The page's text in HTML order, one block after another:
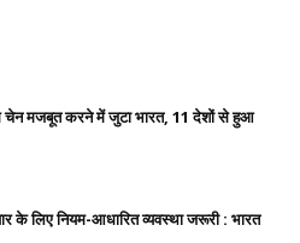
चेन मजबूत करने में जुटा भारत, 11 देशों से हुआ
के लिए नियम-आधारित व्यवस्था जरूरी : भारत